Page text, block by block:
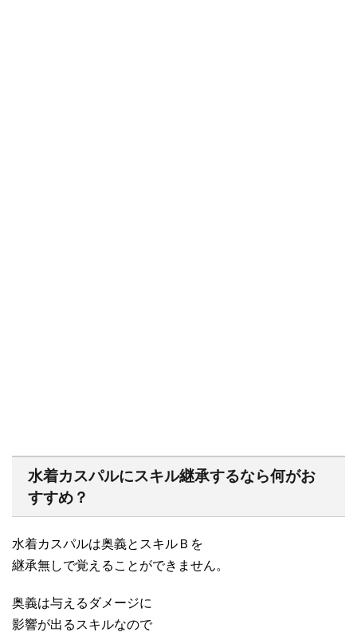
水着カスパルにスキル継承するなら何がお
すすめ？
水着カスパルは奥義とスキルＢを
継承無しで覚えることができません。
奥義は与えるダメージに
影響が出るスキルなので